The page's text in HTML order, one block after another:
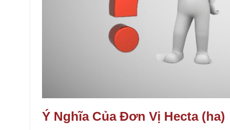
Ý Nghĩa Của Đơn Vị Hecta (ha)